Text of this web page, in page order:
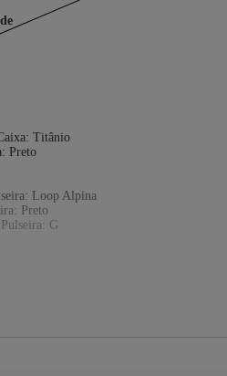
Titânio
Preto
Loop Alpina
Preto
G